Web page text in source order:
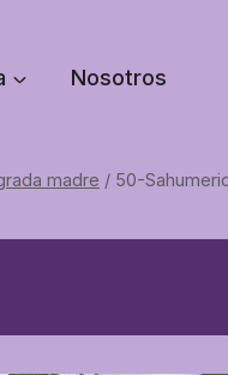
Nosotros
madre / 50-